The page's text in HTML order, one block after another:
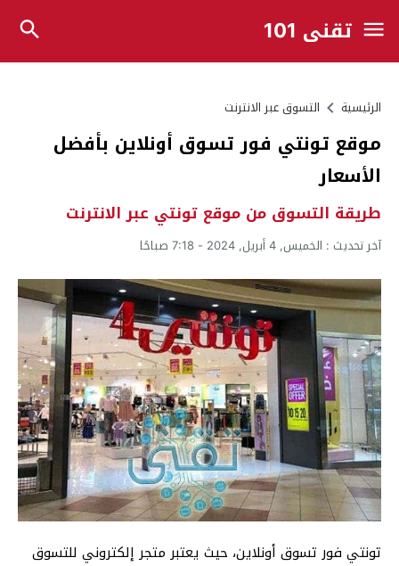
تقني 101
الرئيسية التسوق عبر الانترنت
موقع تونتي فور تسوق أونلاين بأفضل
الأسعار
طريقة التسوق من موقع تونتي عبر الانترنت
آخر تحديث : الخميس, 4 أبريل, 2024 - 7:18 صباحًا
تونتي فور تسوق أونلاين، حيث يعتبر متجر إلكتروني للتسوق